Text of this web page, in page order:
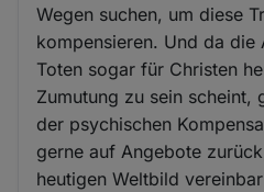
Wegen suchen, um diese
kompensieren. Und da die
Toten sogar für Christen
Zumutung zu sein scheint,
der psychischen
gerne auf Angebote
heutigen Weltbild